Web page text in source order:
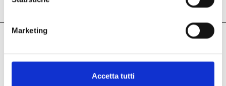
Marketing
Accetta tutti